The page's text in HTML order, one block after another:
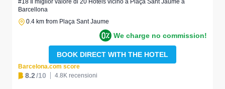
#18 Il miglior valore di 20 Hotels vicino a Plaça Sant Jaume a
Barcellona
0.4 km from Plaça Sant Jaume
We charge no commission!
BOOK DIRECT WITH THE HOTEL
Barcelona.com score
8.2/10 4.8K recensioni